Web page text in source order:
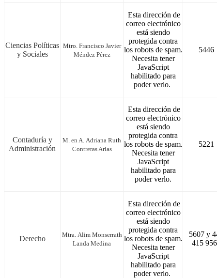
Ciencias Políticas
y Sociales
Mtro. Francisco Javier
Méndez Pérez
Esta dirección de
correo electrónico
está siendo
protegida contra
los robots de spam.
Necesita tener
JavaScript
habilitado para
poder verlo.
5446
Contaduría y
Administración
M. en A. Adriana Ruth
Contreras Arias
Esta dirección de
correo electrónico
está siendo
protegida contra
los robots de spam.
Necesita tener
JavaScript
habilitado para
poder verlo.
5221
Derecho
Mtra. Alim Monserrath
Landa Medina
Esta dirección de
correo electrónico
está siendo
protegida contra
los robots de spam.
Necesita tener
JavaScript
habilitado para
poder verlo.
5607 y
415